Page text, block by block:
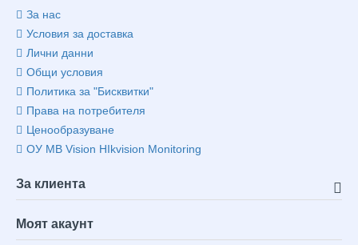
За нас
Условия за доставка
Лични данни
Общи условия
Политика за "Бисквитки"
Права на потребителя
Ценообразуване
ОУ MB Vision HIkvision Monitoring
За клиента
Моят акаунт